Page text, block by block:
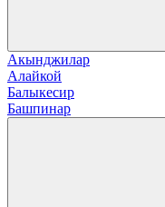
Акынджилар
Алайкой
Балыкесир
Башпинар